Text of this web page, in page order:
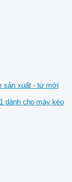
sản xuất - từ mới